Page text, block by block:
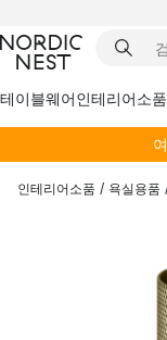
테이블웨어인테리어소품
인테리어소품 / 욕실용품